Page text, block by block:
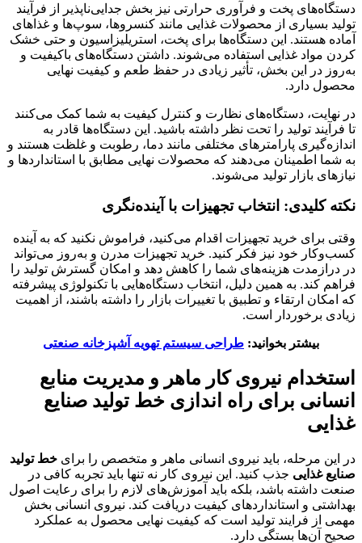
دستگاه‌های پخت و فرآوری حرارتی نیز بخش جدایی‌ناپذیر از فرآیند
تولید بسیاری از محصولات غذایی مانند کنسروها، سوپ‌ها و غذاهای
آماده هستند. این دستگاه‌ها برای پخت، استریلیزاسیون و حتی خشک
کردن مواد غذایی استفاده می‌شوند. داشتن دستگاه‌های باکیفیت و
به‌روز در این بخش، تأثیر زیادی در حفظ طعم و کیفیت نهایی
محصول دارد.
در نهایت، دستگاه‌های نظارت و کنترل کیفیت به شما کمک می‌کنند
تا فرآیند تولید را تحت نظر داشته باشید. این دستگاه‌ها قادر به
اندازه‌گیری پارامترهای مختلفی مانند دما، رطوبت و غلظت هستند و
به شما اطمینان می‌دهند که محصولات نهایی مطابق با استانداردها و
نیازهای بازار تولید می‌شوند.
نکته کلیدی: انتخاب تجهیزات با آینده‌نگری
وقتی برای خرید تجهیزات اقدام می‌کنید، فراموش نکنید که به آینده
کسب‌وکار خود نیز فکر کنید. خرید تجهیزات مدرن و به‌روز می‌تواند
در درازمدت هزینه‌های شما را کاهش دهد و امکان گسترش تولید را
فراهم کند. به همین دلیل، انتخاب دستگاه‌هایی با تکنولوژی پیشرفته
که امکان ارتقاء و تطبیق با تغییرات بازار را داشته باشند، از اهمیت
زیادی برخوردار است.
بیشتر بخوانید: طراحی سیستم تهویه آشپزخانه صنعتی
استخدام نیروی کار ماهر و مدیریت منابع
انسانی برای راه اندازی خط تولید صنایع
غذایی
در این مرحله، باید نیروی انسانی ماهر و متخصص را برای خط تولید
صنایع غذایی جذب کنید. این نیروی کار نه تنها باید تجربه کافی در
صنعت داشته باشد، بلکه باید آموزش‌های لازم را برای رعایت اصول
بهداشتی و استانداردهای کیفیت دریافت کند. نیروی انسانی بخش
مهمی از فرایند تولید است که کیفیت نهایی محصول به عملکرد
صحیح آن‌ها بستگی دارد.